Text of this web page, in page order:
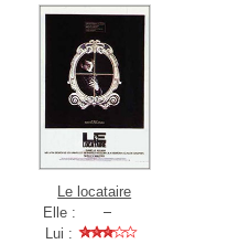
Le locataire
Elle :
Lui :